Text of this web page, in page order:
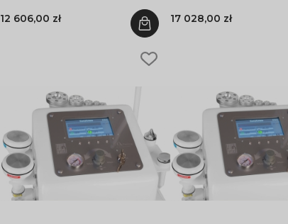
12 606,00 zł 17 028,00 zł